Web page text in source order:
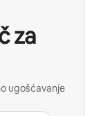
za
ugošćavanje